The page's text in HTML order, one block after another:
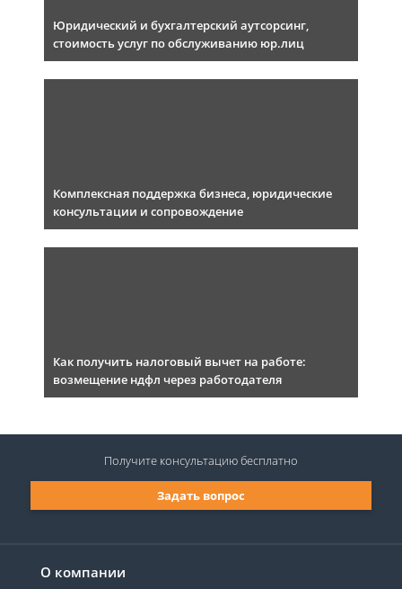
Юридический и бухгалтерский аутсорсинг,
стоимость услуг по обслуживанию юр.лиц
Комплексная поддержка бизнеса, юридические
консультации и сопровождение
Как получить налоговый вычет на работе:
возмещение ндфл через работодателя
О компании
Задать вопрос
Получите консультациюбесплатно